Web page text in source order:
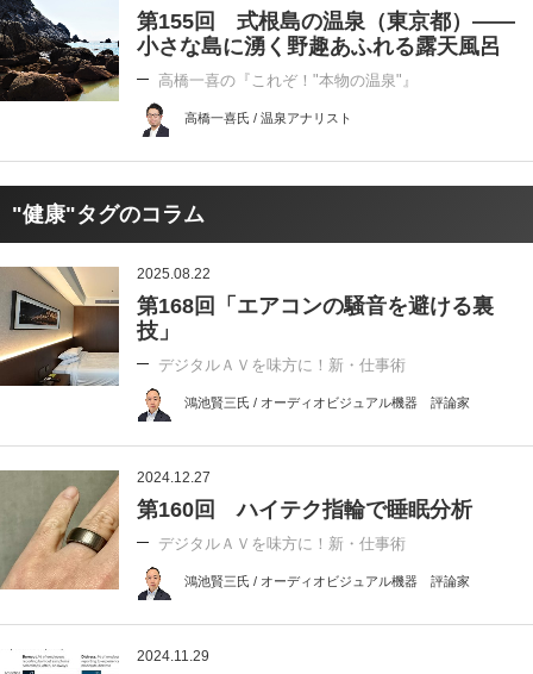
第155回 式根島の温泉（東京都）――
小さな島に湧く野趣あふれる露天風呂
高橋一喜の『これぞ！"本物の温泉"』
高橋一喜氏 / 温泉アナリスト
"健康"タグのコラム
2025.08.22
第168回「エアコンの騒音を避ける裏
技」
デジタルＡＶを味方に！新・仕事術
鴻池賢三氏 / オーディオビジュアル機器 評論家
2024.12.27
第160回 ハイテク指輪で睡眠分析
デジタルＡＶを味方に！新・仕事術
鴻池賢三氏 / オーディオビジュアル機器 評論家
2024.11.29